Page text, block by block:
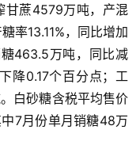
甘蔗4579万吨，产混
率13.11%，同比增加
463.5万吨，同比减
降0.17个百分点；工
白砂糖含税平均售价
7月份单月销糖48万